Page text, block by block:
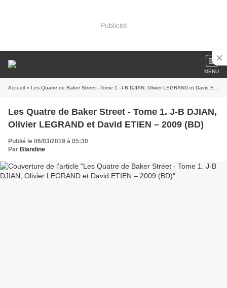
Publicité
MENU
Accueil » Les Quatre de Baker Street - Tome 1. J-B DJIAN, Olivier LEGRAND et David ETIEN – 2009 (BD)
Les Quatre de Baker Street - Tome 1. J-B DJIAN,
Olivier LEGRAND et David ETIEN – 2009 (BD)
Publié le 06/03/2019 à 05:30
Par Blandine